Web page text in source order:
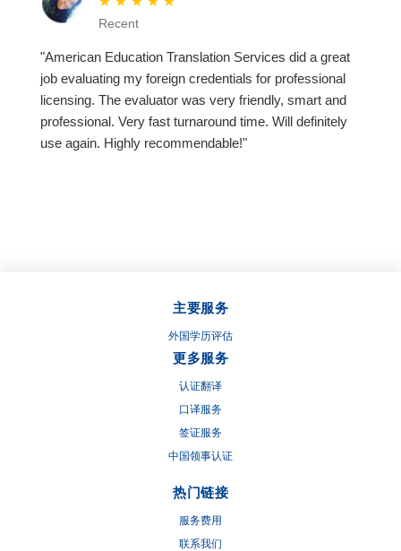
Recent
"American Education Translation Services did a great
job evaluating my foreign credentials for professional
licensing. The evaluator was very friendly, smart and
professional. Very fast turnaround time. Will definitely
use again. Highly recommendable!"
主要服务
外国学历评估
更多服务
认证翻译
口译服务
签证服务
中国领事认证
热门链接
服务费用
联系我们